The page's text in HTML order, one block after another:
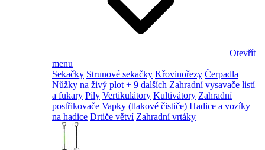
Otevřít
menu
Sekačky Strunové sekačky Křovinořezy Čerpadla
Nůžky na živý plot + 9 dalších Zahradní vysavače listí
a fukary Pily Vertikulátory Kultivátory Zahradní
postřikovače Vapky (tlakové čističe) Hadice a vozíky
na hadice Drtiče větví Zahradní vrtáky